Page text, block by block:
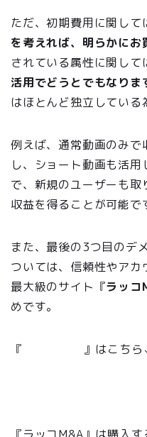
ただ、初期費用に関して
を考えれば、明らかにお
されている属性に関して
活用でどうとでもなりま
はほとんど独立している
例えば、通常動画のみで
し、ショート動画も活
で、新規のユーザーも
収益を得ることが可能で
また、最後の3つ目のデ
ついては、信頼性やア
最大級のサイト『ラッコ
めです。
『 』はこちら